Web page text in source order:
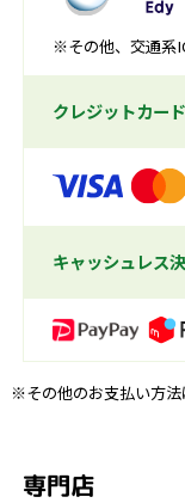
※その他、交通系
クレジットカード
キャッシュレス
※その他のお支払い方法
専門店